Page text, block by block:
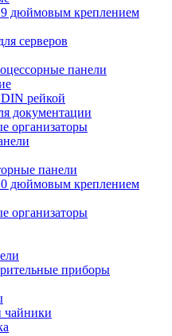
дюймовым креплением
серверов
панели
рейкой
документации
организаторы
панели
дюймовым креплением
организаторы
приборы